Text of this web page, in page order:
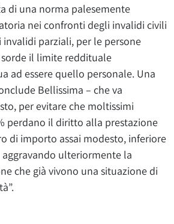
di una norma palesemente
nei confronti degli invalidi civili
parziali, per le persone
il limite reddituale
ad essere quello personale. Una
Bellissima – che va
per evitare che moltissimi
perdano il diritto alla prestazione
di importo assai modesto, inferiore
aggravando ulteriormente la
che già vivono una situazione di